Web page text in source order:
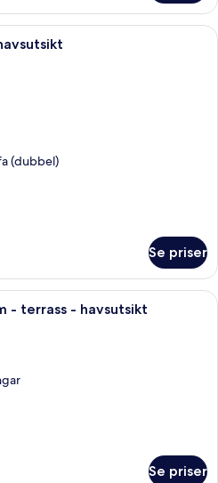
Ett hotellrum med en säng, ett
(dubbel)
Se priser
Ett modernt sovrum med en stor
- terrass - havsutsikt
Se priser